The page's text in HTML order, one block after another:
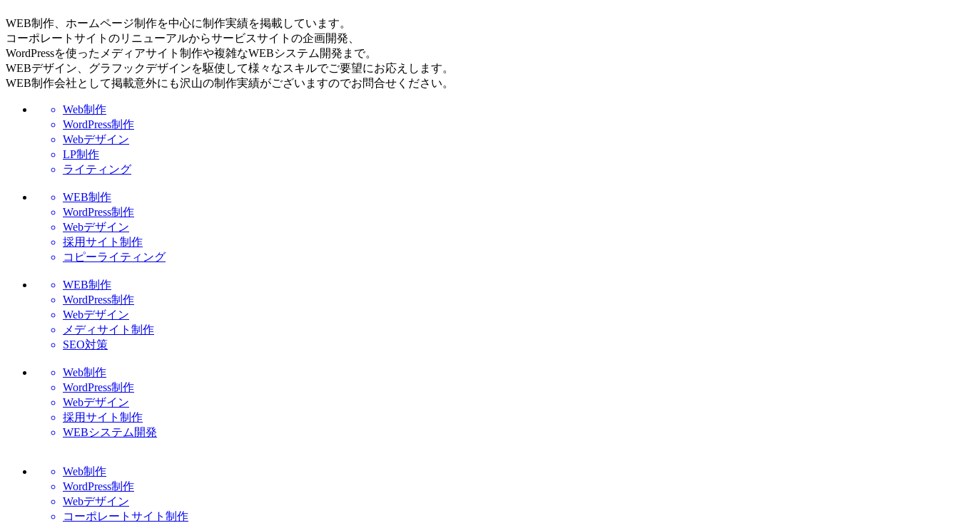
WEB制作、ホームページ制作を中心に制作実績を掲載しています。
コーポレートサイトのリニューアルからサービスサイトの企画開発、
WordPressを使ったメディアサイト制作や複雑なWEBシステム開発まで。
WEBデザイン、グラフックデザインを駆使して様々なスキルでご要望にお応えします。
WEB制作会社として掲載意外にも沢山の制作実績がございますのでお問合せください。
Web制作
WordPress制作
Webデザイン
LP制作
ライティング
WEB制作
WordPress制作
Webデザイン
採用サイト制作
コピーライティング
WEB制作
WordPress制作
Webデザイン
メディサイト制作
SEO対策
Web制作
WordPress制作
Webデザイン
採用サイト制作
WEBシステム開発
Web制作
WordPress制作
Webデザイン
コーポレートサイト制作